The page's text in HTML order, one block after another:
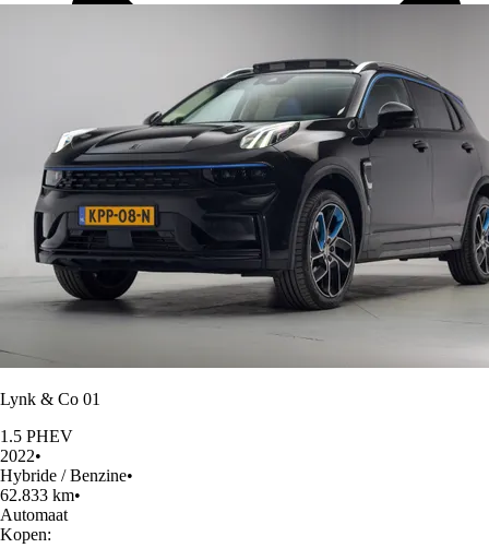
Lynk & Co 01
1.5 PHEV
2022•
Hybride / Benzine•
62.833 km•
Automaat
Kopen: